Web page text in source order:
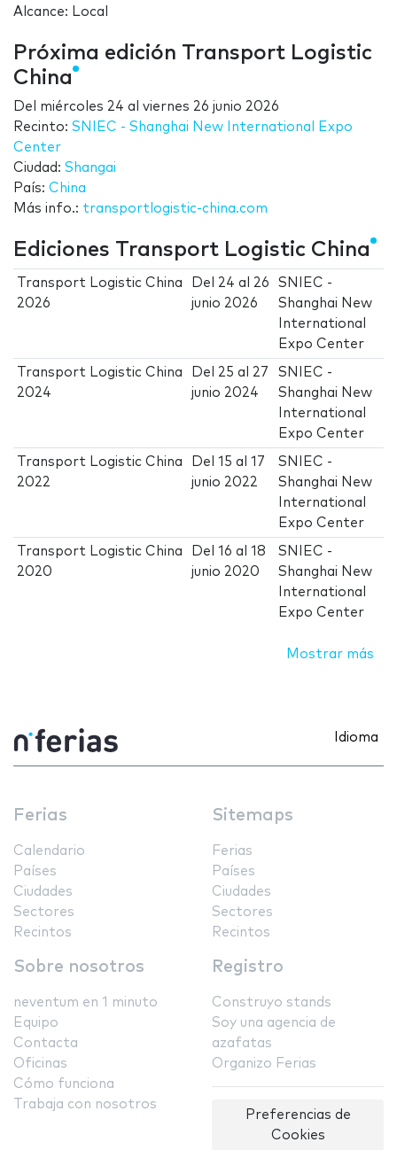
Alcance: Local
Próxima edición Transport Logistic
China
Del miércoles 24 al viernes 26 junio 2026
Recinto: SNIEC - Shanghai New International Expo
Center
Ciudad: Shangai
País: China
Más info.: transportlogistic-china.com
Ediciones Transport Logistic China
Transport Logistic China
2026
Del 24 al 26
junio 2026
SNIEC -
Shanghai New
International
Expo Center
Transport Logistic China
2024
Del 25 al 27
junio 2024
SNIEC -
Shanghai New
International
Expo Center
Transport Logistic China
2022
Del15 al17
junio 2022
SNIEC -
Shanghai New
International
Expo Center
Transport Logistic China
2020
Del16 al18
junio 2020
SNIEC -
Shanghai New
International
Expo Center
Mostrar más
Idioma
Ferias
Calendario
Países
Ciudades
Sectores
Recintos
Sitemaps
Ferias
Países
Ciudades
Sectores
Recintos
Sobre nosotros
neventum en 1 minuto
Equipo
Contacta
Oficinas
Cómo funciona
Trabaja con nosotros
Registro
Construyo stands
Soy una agencia de
azafatas
Organizo Ferias
Preferencias de
Cookies